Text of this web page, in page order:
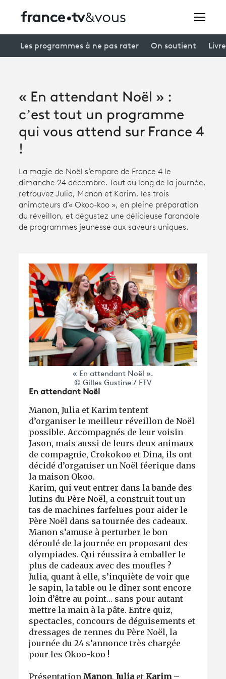
connexion
À la une
Participer et assister à une émission
À votre écoute
Productions et innovation
Programme tv
Les programmes à ne pas rater On soutient
« En attendant Noël » :
c’est tout un programme
qui vous attend sur France 4
!
La magie de Noël s’empare de France 4 le
dimanche 24 décembre. Tout au long de la journée,
retrouvez Julia, Manon et Karim, les trois
animateurs d’« Okoo-koo », en pleine préparation
du réveillon, et dégustez une délicieuse farandole
de programmes jeunesse aux saveurs uniques.
« En attendant Noël ».
© Gilles Gustine / FTV
En attendant Noël
Manon, Julia et Karim tentent
d’organiser le meilleur réveillon de Noël
possible. Accompagnés de leur voisin
Jason, mais aussi de leurs deux animaux
de compagnie, Crokokoo et Dina, ils ont
décidé d’organiser un Noël féerique dans
la maison Okoo.
Karim, qui veut entrer dans la bande des
lutins du Père Noël, a construit tout un
tas de machines farfelues pour aider le
Père Noël dans sa tournée des cadeaux.
Manon s’amuse à perturber le bon
déroulé de la journée en proposant des
olympiades. Qui réussira à emballer le
plus de cadeaux avec des moufles ?
Julia, quant à elle, s’inquiète de voir que
le sapin, la table ou le dîner sont encore
loin d’être au point… sans pour autant
mettre la main à la pâte. Entre quiz,
spectacles, concours de déguisements et
dressages de rennes du Père Noël, la
journée du 24 s’annonce très chargée
pour les Okoo-koo !
PrésentationManon, Julia et Karim –